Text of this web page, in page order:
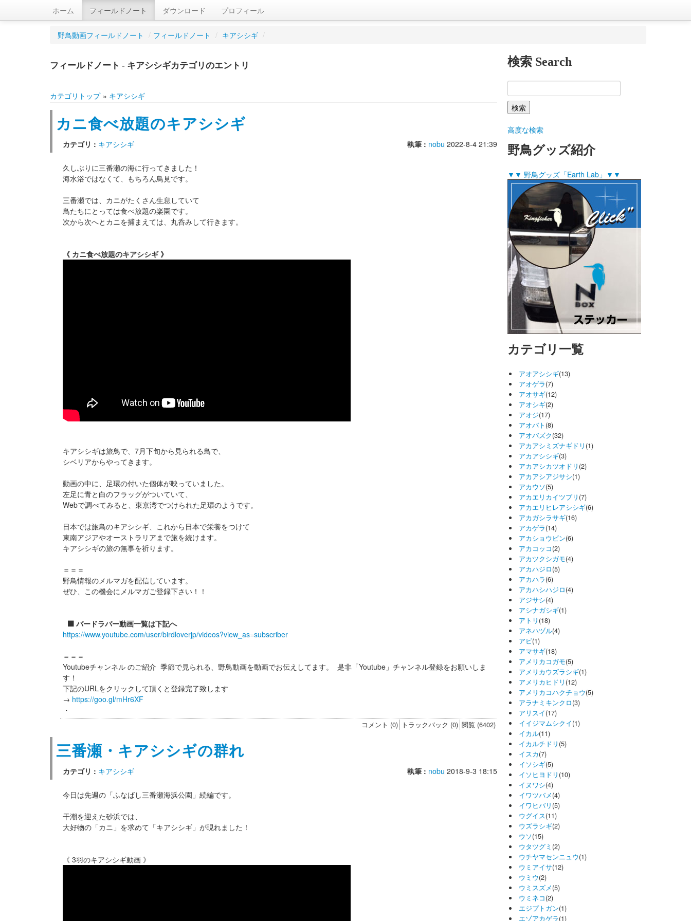
ホーム フィールドノート ダウンロード プロフィール
野鳥動画フィールドノート / フィールドノート / キアシシギ /
フィールドノート - キアシシギカテゴリのエントリ
カテゴリトップ » キアシシギ
カニ食べ放題のキアシシギ
カテゴリ : キアシシギ 執筆 : nobu 2022-8-4 21:39
久しぶりに三番瀬の海に行ってきました！
海水浴ではなくて、もちろん鳥見です。
三番瀬では、カニがたくさん生息していて
鳥たちにとっては食べ放題の楽園です。
次から次へとカニを捕まえては、丸呑みして行きます。
《 カニ食べ放題のキアシシギ 》
キアシシギは旅鳥で、7月下旬から見られる鳥で、
シベリアからやってきます。
動画の中に、足環の付いた個体が映っていました。
左足に青と白のフラッグがついていて、
Webで調べてみると、東京湾でつけられた足環のようです。
日本では旅鳥のキアシシギ、これから日本で栄養をつけて
東南アジアやオーストラリアまで旅を続けます。
キアシシギの旅の無事を祈ります。
＝＝＝
野鳥情報のメルマガを配信しています。
ぜひ、この機会にメルマガご登録下さい！！
⬛️ バードラバー動画一覧は下記へ
https://www.youtube.com/user/birdloverjp/videos?view_as=subscriber
＝＝＝
Youtubeチャンネル のご紹介 季節で見られる、野鳥動画を動画でお伝えしてます。 是非「Youtube」チャンネル登録をお願いしま
す！
下記のURLをクリックして頂くと登録完了致します
→ https://goo.gl/mHr6XF
・
コメント (0) トラックバック (0) 閲覧 (6402)
三番瀬・キアシシギの群れ
カテゴリ : キアシシギ 執筆 : nobu 2018-9-3 18:15
今日は先週の「ふなばし三番瀬海浜公園」続編です。
干潮を迎えた砂浜では、
大好物の「カニ」を求めて「キアシシギ」が現れました！
《 3羽のキアシシギ動画 》
検索 Search
高度な検索
野鳥グッズ紹介
▼▼ 野鳥グッズ「Earth Lab」▼▼
カテゴリ一覧
アオアシシギ(13)
アオゲラ(7)
アオサギ(12)
アオシギ(2)
アオジ(17)
アオバト (8)
アオバズク(32)
アカアシミズナギドリ (1)
アカアシシギ(3)
アカアシカツオドリ (2)
アカアシアジサシ(1)
アカウソ(5)
アカエリカイツブリ (7)
アカエリヒレアシシギ(6)
アカガシラサギ(16)
アカゲラ(14)
アカショウビン(6)
アカコッコ(2)
アカツクシガモ(4)
アカハジロ(5)
アカハラ(6)
アカハシハジロ(4)
アジサシ(4)
アシナガシギ(1)
アトリ (18)
アネハヅル(4)
アビ(1)
アマサギ(18)
アメリカコガモ(5)
アメリカウズラシギ(1)
アメリカヒドリ (12)
アメリカコハクチョウ(5)
アラナミキンクロ(3)
アリスイ(17)
イイジマムシクイ(1)
イカル(11)
イカルチドリ (5)
イスカ(7)
イソシギ(5)
イソヒヨドリ (10)
イヌワシ(4)
イワツバメ(4)
イワヒバリ (5)
ウグイス(11)
ウズラシギ(2)
ウソ(15)
ウタツグミ (2)
ウチヤマセンニュウ(1)
ウミアイサ(12)
ウミウ(2)
ウミスズメ(5)
ウミネコ(2)
エジプトガン(1)
エゾアカゲラ(1)